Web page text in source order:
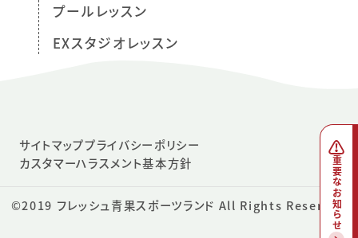
プールレッスン
EXスタジオレッスン
サイトマッププライバシーポリシー
カスタマーハラスメント基本方針
©2019 フレッシュ青果スポーツランド All Rights Reserved
重要なお知らせ